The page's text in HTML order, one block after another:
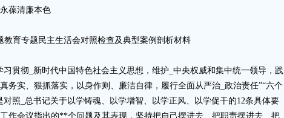
葆清廉本色
教育专题民主生活会对照检查及典型案例剖析材料
习贯彻_新时代中国特色社会主义思想，维护_中央权威和集中统一领导，践
务实、狠抓落实，以身作则、廉洁自律，履行全面从严治_政治责任”“六个
对照_总书记关于以学铸魂、以学增智、以学正风、以学促干的12条具体要
工作会议指出的**个问题及其表现，坚持把自己摆进去、把职责摆进去、把